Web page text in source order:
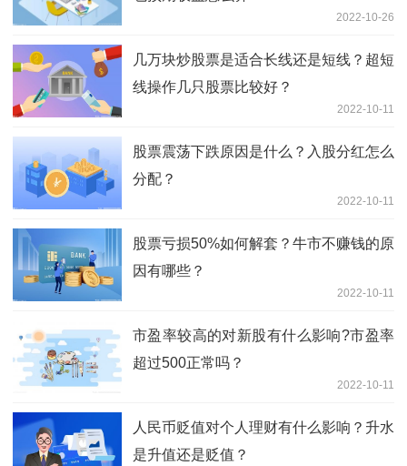
2022-10-26
几万块炒股票是适合长线还是短线？超短
线操作几只股票比较好？
2022-10-11
股票震荡下跌原因是什么？入股分红怎么
分配？
2022-10-11
股票亏损50%如何解套？牛市不赚钱的原
因有哪些？
2022-10-11
市盈率较高的对新股有什么影响?市盈率
超过500正常吗？
2022-10-11
人民币贬值对个人理财有什么影响？升水
是升值还是贬值？